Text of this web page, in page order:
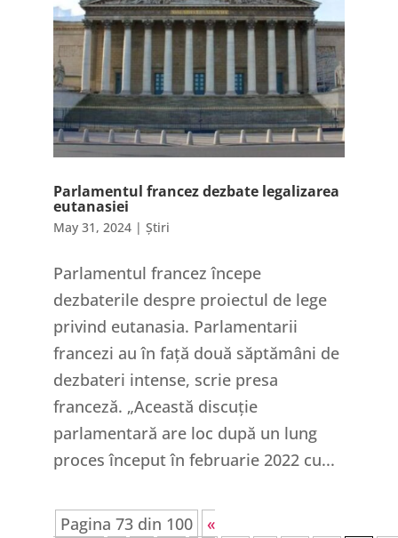
Parlamentul francez dezbate legalizarea
eutanasiei
May 31, 2024| Știri
Parlamentul francez începe
dezbaterile despre proiectul de lege
privind eutanasia. Parlamentarii
francezi au în față două săptămâni de
dezbateri intense, scrie presa
franceză. „Această discuție
parlamentară are loc după un lung
proces început în februarie 2022 cu...
Pagina 73 din 100
«